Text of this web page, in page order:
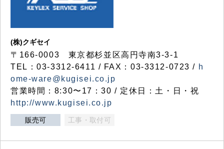
(株)クギセイ
〒166-0003 東京都杉並区高円寺南3-3-1
TEL：03-3312-6411 / FAX：03-3312-0723 / h
ome-ware@kugisei.co.jp
営業時間：8:30〜17：30 / 定休日：土・日・祝
http://www.kugisei.co.jp
販売可 工事・取付可